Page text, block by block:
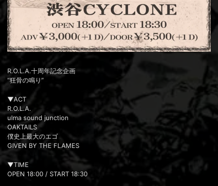
R.O.L.A.十周年記念企画
“狂骨の鳴り”
▼ACT
R.O.L.A.
ulma sound junction
OAKTAILS
僕史上最大のエゴ
GIVEN BY THE FLAMES
▼TIME
OPEN 18:00 / START 18:30